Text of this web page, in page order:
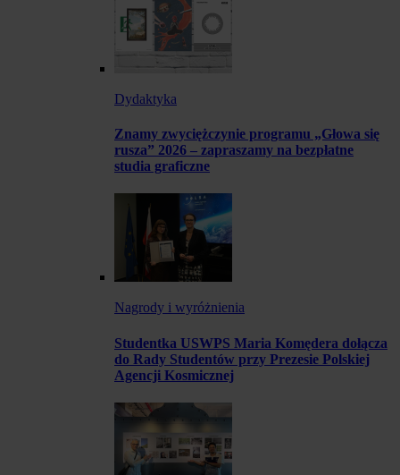
Dydaktyka
Znamy zwyciężczynie programu „Głowa się
rusza” 2026 – zapraszamy na bezpłatne
studia graficzne
Nagrody i wyróżnienia
Studentka USWPS Maria Komędera dołącza
do Rady Studentów przy Prezesie Polskiej
Agencji Kosmicznej